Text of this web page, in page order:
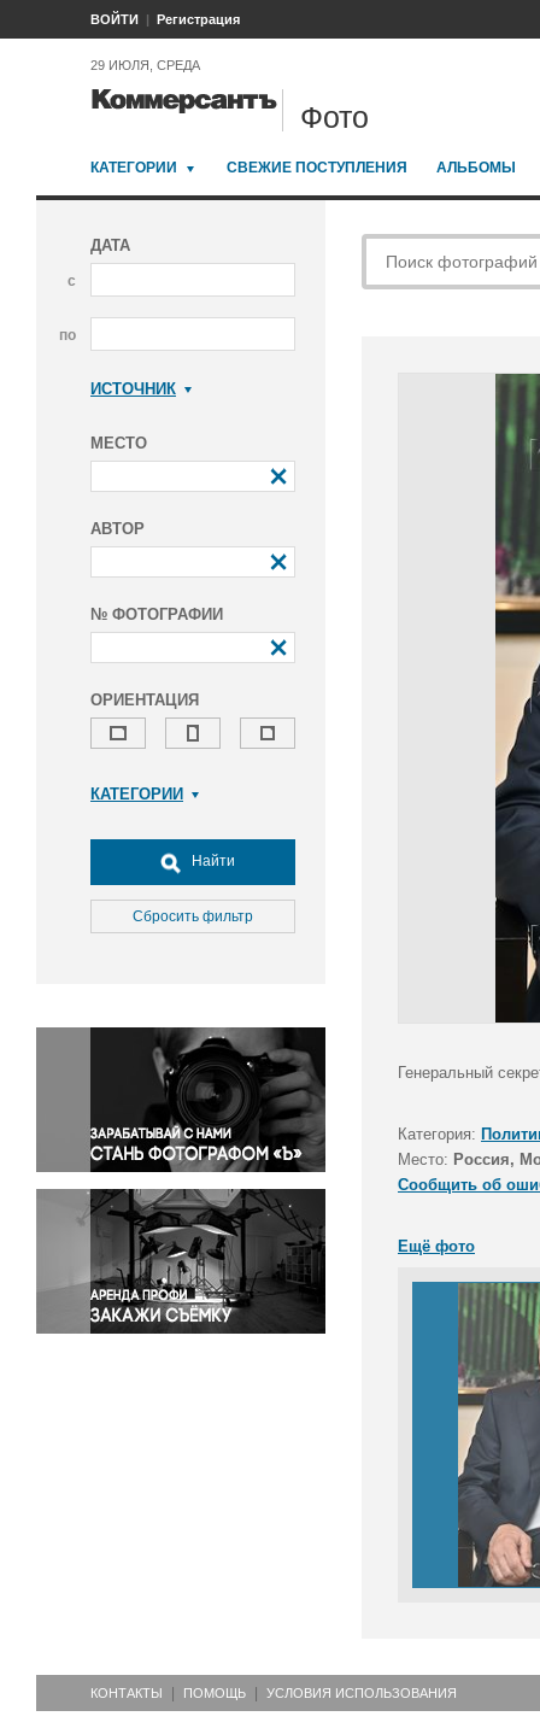
ВОЙТИ Регистрация
29 ИЮЛЯ, СРЕДА
Фото
КАТЕГОРИИ СВЕЖИЕ ПОСТУПЛЕНИЯ АЛЬБОМЫ
ДАТА
с
по
ИСТОЧНИК
МЕСТО
АВТОР
№ ФОТОГРАФИИ
ОРИЕНТАЦИЯ
КАТЕГОРИИ
Досуг, туризм и отдых
Культура
Медицина
Окружающая среда
Политика
Правосудие
Происшествия и конфликты
Религия
Светская жизнь
Спорт
Экология
Экономика и бизнес
Найти
Сбросить фильтр
Генеральный
Категория:
Место: Россия,
Сообщить об
Ещё фото
КОНТАКТЫ ПОМОЩЬ УСЛОВИЯ ИСПОЛЬЗОВАНИЯ